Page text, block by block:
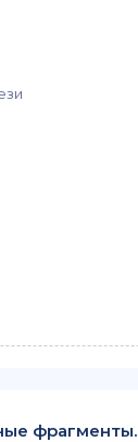
фрагменты.